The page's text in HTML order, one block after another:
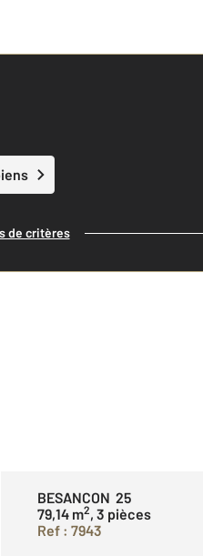
de critères
BESANCON 25
79,14 m2, 3 pièces
Ref : 7943